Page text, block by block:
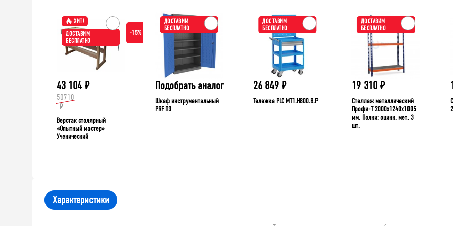
ХИТ!
ДОСТАВИМ
БЕСПЛАТНО
-15%
43 104 ₽
50710
₽
Верстак столярный
«Опытный мастер»
Ученический
ДОСТАВИМ
БЕСПЛАТНО
Подобрать аналог
Шкаф инструментальный
PRF П3
ДОСТАВИМ
БЕСПЛАТНО
26 849 ₽
Тележка PLC МT1.H800.В.Р
ДОСТАВИМ
БЕСПЛАТНО
19 310 ₽
Стеллаж металлический
Профи-Т 2000x1240x1005
мм. Полки: оцинк. мет. 3
шт.
Характеристики